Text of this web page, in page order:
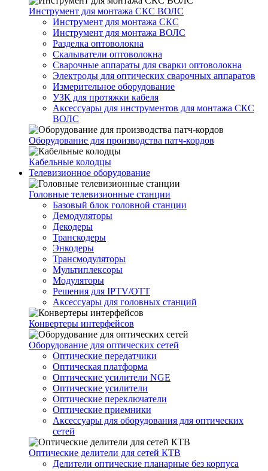
Инструмент для монтажа СКС ВОЛС
Инструмент для монтажа СКС
Инструмент для монтажа ВОЛС
Разделка оптоволокна
Скалыватели оптоволокна
Сварочные аппараты для сварки оптоволокна
Электроды для оптических сварочных аппаратов
Измерительное оборудование
УЗК для протяжки кабеля
Аксессуары для инструментов для монтажа СКС
ВОЛС
Оборудование для производства патч-кордов
Кабельные колодцы
Телевизионное оборудование
Головные телевизионные станции
Базовый блок головной станции
Демодуляторы
Декодеры
Транскодеры
Энкодеры
Трансмодуляторы
Мультиплексоры
Модуляторы
Решения для IPTV/OTT
Аксессуары для головных станций
Конвертеры интерфейсов
Оборудование для оптических сетей
Оптические передатчики
Оптическая платформа
Оптические усилители NGE
Оптические усилители
Оптические переключатели
Оптические приемники
Аксессуары для оборудования для оптических
сетей
Оптические делители для сетей КТВ
Делители оптические планарные без корпуса